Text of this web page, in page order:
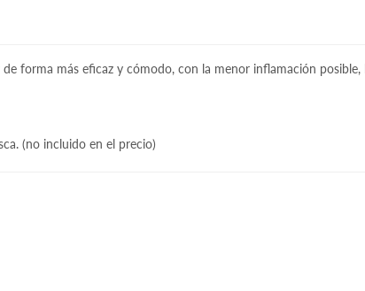
forma más eficaz y cómodo, con la menor inflamación
(no incluido en el precio)